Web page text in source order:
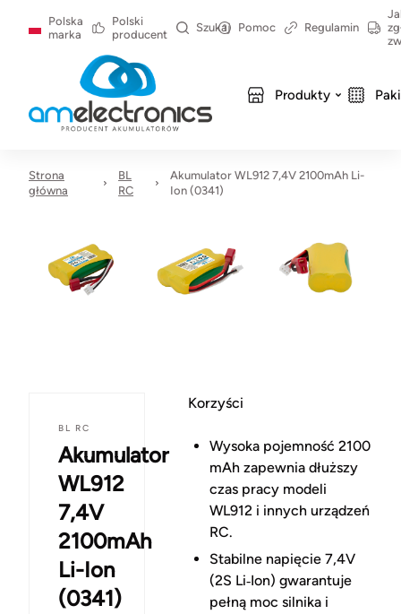
Polska
marka
Polski
producent
Szukaj Pomoc Regulamin
Produkty
Strona
główna
BL
RC
Akumulator WL912 7,4V 2100mAh Li-
Ion (0341)
BL RC
Akumulator
WL912
7,4V
2100mAh
Li-Ion
(0341)
Korzyści
Wysoka pojemność 2100
mAh zapewnia dłuższy
czas pracy modeli
WL912 i innych urządzeń
RC.
Stabilne napięcie 7,4V
(2S Li‑Ion) gwarantuje
pełną moc silnika i